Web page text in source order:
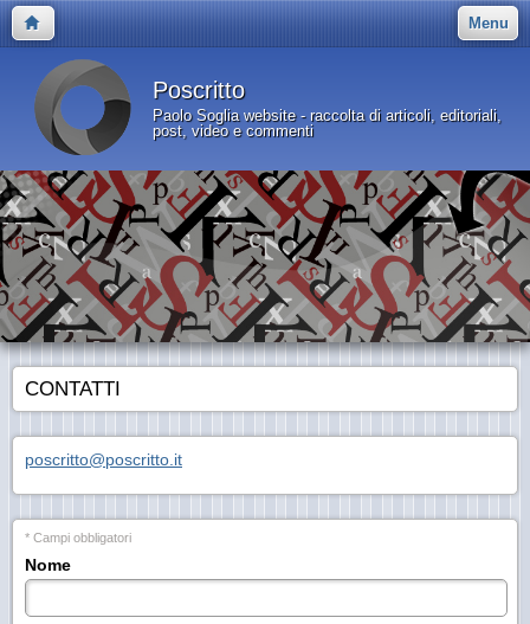
Menu
Poscritto
Paolo Soglia website - raccolta di articoli, editoriali,
post, video e commenti
CONTATTI
poscritto@poscritto.it
* Campi obbligatori
Nome